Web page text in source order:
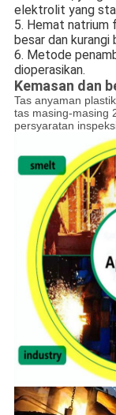
elektrolit yang
5. Hemat natrium
besar dan kurangi
6. Metode
dioperasikan.
Kemasan dan
Tas anyaman
tas masing-masing
persyaratan